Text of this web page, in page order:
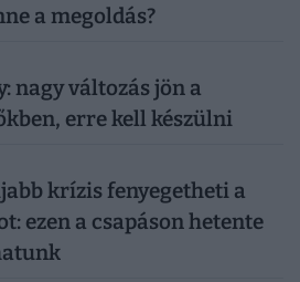
a megoldás?
nagy változás jön a
erre kell készülni
krízis fenyegetheti a
ezen a csapáson hetente